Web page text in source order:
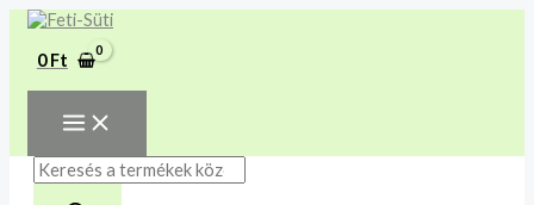
Skip
content
0Ft
MAIN
MENU
Products
search
Elsőáldozó
figura
mennyiség
A mélyhűtött termékeket
csakis saját felelősségre
adjuk át futárszolgálatnak,
tekintettel a feloldási időre.